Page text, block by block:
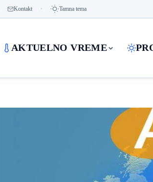
Kontakt Tamna tema
AKTUELNO VREME